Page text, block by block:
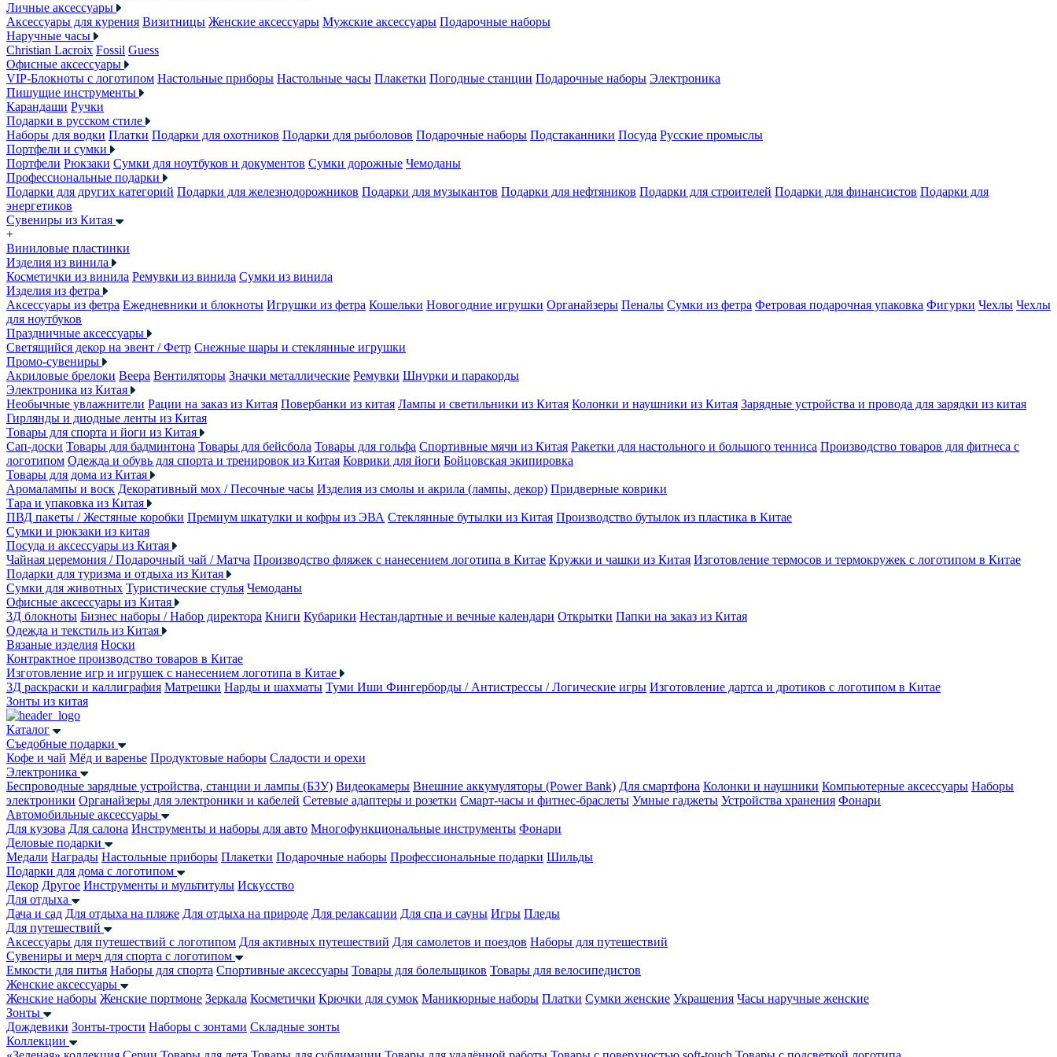
Личные аксессуары
Аксессуары для курения Визитницы Женские аксессуары Мужские аксессуары Подарочные наборы
Наручные часы
Christian Lacroix Fossil Guess
Офисные аксессуары
VIP-Блокноты с логотипом Настольные приборы Настольные часы Плакетки Погодные станции Подарочные наборы Электроника
Пишущие инструменты
Карандаши Ручки
Подарки в русском стиле
Наборы для водки Платки Подарки для охотников Подарки для рыболовов Подарочные наборы Подстаканники Посуда Русские промыслы
Портфели и сумки
Портфели Рюкзаки Сумки для ноутбуков и документов Сумки дорожные Чемоданы
Профессиональные подарки
Подарки для других категорий Подарки для железнодорожников Подарки для музыкантов Подарки для нефтяников Подарки для строителей Подарки для финансистов Подарки для
энергетиков
Сувениры из Китая
+
Виниловые пластинки
Изделия из винила
Косметички из винила Ремувки из винила Сумки из винила
Изделия из фетра
Аксессуары из фетра Ежедневники и блокноты Игрушки из фетра Кошельки Новогодние игрушки Органайзеры Пеналы Сумки из фетра Фетровая подарочная упаковка Фигурки Чехлы Чехлы
для ноутбуков
Праздничные аксессуары
Светящийся декор на эвент / Фетр Снежные шары и стеклянные игрушки
Промо-сувениры
Акриловые брелоки Веера Вентиляторы Значки металлические Ремувки Шнурки и паракорды
Электроника из Китая
Необычные увлажнители Рации на заказ из Китая Повербанки из китая Лампы и светильники из Китая Колонки и наушники из Китая Зарядные устройства и провода для зарядки из китая
Гирлянды и диодные ленты из Китая
Товары для спорта и йоги из Китая
Сап-доски Товары для бадминтона Товары для бейсбола Товары для гольфа Спортивные мячи из Китая Ракетки для настольного и большого тенниса Производство товаров для фитнеса с
логотипом Одежда и обувь для спорта и тренировок из Китая Коврики для йоги Бойцовская экипировка
Товары для дома из Китая
Аромалампы и воск Декоративный мох / Песочные часы Изделия из смолы и акрила (лампы, декор) Придверные коврики
Тара и упаковка из Китая
ПВД пакеты / Жестяные коробки Премиум шкатулки и кофры из ЭВА Стеклянные бутылки из Китая Производство бутылок из пластика в Китае
Сумки и рюкзаки из китая
Посуда и аксессуары из Китая
Чайная церемония / Подарочный чай / Матча Производство фляжек с нанесением логотипа в Китае Кружки и чашки из Китая Изготовление термосов и термокружек с логотипом в Китае
Подарки для туризма и отдыха из Китая
Сумки для животных Туристические стулья Чемоданы
Офисные аксессуары из Китая
3Д блокноты Бизнес наборы / Набор директора Книги Кубарики Нестандартные и вечные календари Открытки Папки на заказ из Китая
Одежда и текстиль из Китая
Вязаные изделия Носки
Контрактное производство товаров в Китае
Изготовление игр и игрушек с нанесением логотипа в Китае
3Д раскраски и каллиграфия Матрешки Нарды и шахматы Туми Иши Фингерборды / Антистрессы / Логические игры Изготовление дартса и дротиков с логотипом в Китае
Зонты из китая
Каталог
Съедобные подарки
Кофе и чай Мёд и варенье Продуктовые наборы Сладости и орехи
Электроника
Беспроводные зарядные устройства, станции и лампы (БЗУ) Видеокамеры Внешние аккумуляторы (Power Bank) Для смартфона Колонки и наушники Компьютерные аксессуары Наборы
электроники Органайзеры для электроники и кабелей Сетевые адаптеры и розетки Смарт-часы и фитнес-браслеты Умные гаджеты Устройства хранения Фонари
Автомобильные аксессуары
Для кузова Для салона Инструменты и наборы для авто Многофункциональные инструменты Фонари
Деловые подарки
Медали Награды Настольные приборы Плакетки Подарочные наборы Профессиональные подарки Шильды
Подарки для дома с логотипом
Декор Другое Инструменты и мультитулы Искусство
Для отдыха
Дача и сад Для отдыха на пляже Для отдыха на природе Для релаксации Для спа и сауны Игры Пледы
Для путешествий
Аксессуары для путешествий с логотипом Для активных путешествий Для самолетов и поездов Наборы для путешествий
Сувениры и мерч для спорта с логотипом
Емкости для питья Наборы для спорта Спортивные аксессуары Товары для болельщиков Товары для велосипедистов
Женские аксессуары
Женские наборы Женские портмоне Зеркала Косметички Крючки для сумок Маникюрные наборы Платки Сумки женские Украшения Часы наручные женские
Зонты
Дождевики Зонты-трости Наборы с зонтами Складные зонты
Коллекции